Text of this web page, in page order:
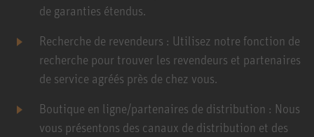
de garanties étendus.
Recherche de revendeurs : Utilisez notre fonction de
recherche pour trouver les revendeurs et partenaires
de service agréés près de chez vous.
Boutique en ligne/partenaires de distribution : Nous
vous présentons des canaux de distribution et des